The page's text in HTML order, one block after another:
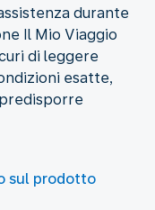
durante
Il Mio Viaggio
di leggere
esatte,
sul prodotto